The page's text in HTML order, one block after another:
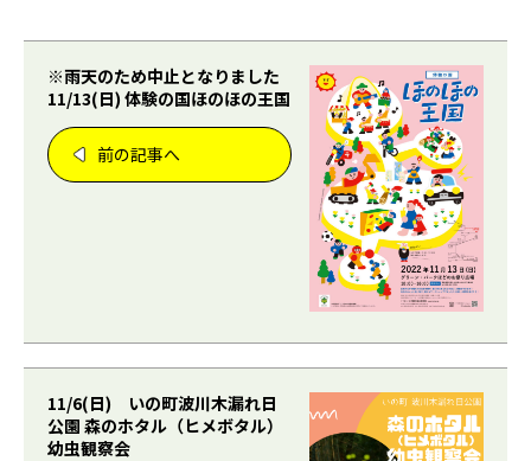
※雨天のため中止となりました
11/13(日) 体験の国ほのほの王国
前の記事へ
11/6(日) いの町波川木漏れ日
公園 森のホタル（ヒメボタル）
幼虫観察会